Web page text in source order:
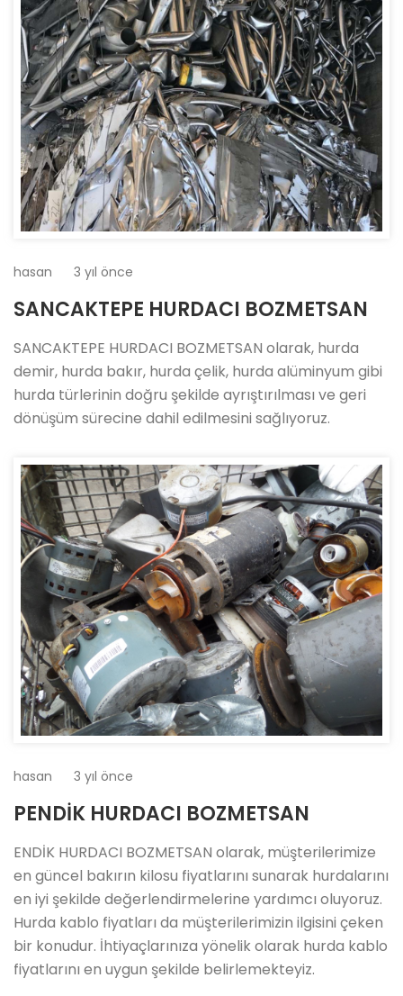
hasan 3 yıl önce
SANCAKTEPE HURDACI BOZMETSAN
SANCAKTEPE HURDACI BOZMETSAN olarak, hurda
demir, hurda bakır, hurda çelik, hurda alüminyum gibi
hurda türlerinin doğru şekilde ayrıştırılması ve geri
dönüşüm sürecine dahil edilmesini sağlıyoruz.
hasan 3 yıl önce
PENDİK HURDACI BOZMETSAN
ENDİK HURDACI BOZMETSAN olarak, müşterilerimize
en güncel bakırın kilosu fiyatlarını sunarak hurdalarını
en iyi şekilde değerlendirmelerine yardımcı oluyoruz.
Hurda kablo fiyatları da müşterilerimizin ilgisini çeken
bir konudur. İhtiyaçlarınıza yönelik olarak hurda kablo
fiyatlarını en uygun şekilde belirlemekteyiz.